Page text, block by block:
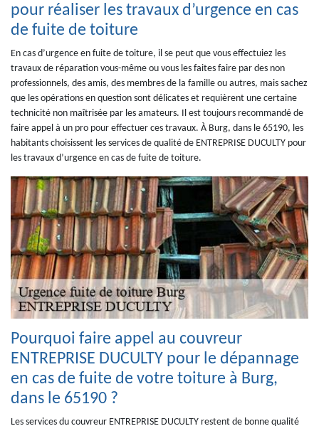
pour réaliser les travaux d’urgence en cas
de fuite de toiture
En cas d’urgence en fuite de toiture, il se peut que vous effectuiez les
travaux de réparation vous-même ou vous les faites faire par des non
professionnels, des amis, des membres de la famille ou autres, mais sachez
que les opérations en question sont délicates et requièrent une certaine
technicité non maîtrisée par les amateurs. Il est toujours recommandé de
faire appel à un pro pour effectuer ces travaux. À Burg, dans le 65190, les
habitants choisissent les services de qualité de ENTREPRISE DUCULTY pour
les travaux d’urgence en cas de fuite de toiture.
Pourquoi faire appel au couvreur
ENTREPRISE DUCULTY pour le dépannage
en cas de fuite de votre toiture à Burg,
dans le 65190 ?
Les services du couvreur ENTREPRISE DUCULTY restent de bonne qualité